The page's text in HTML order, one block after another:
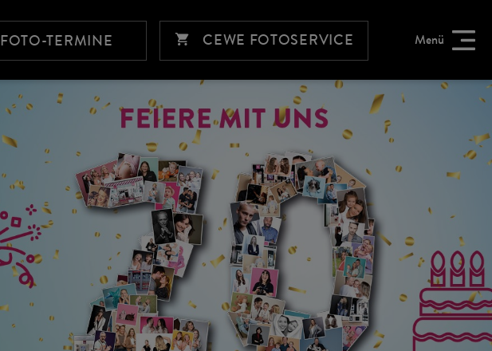
FOTO-TERMINE CEWE FOTOSERVICE Menü